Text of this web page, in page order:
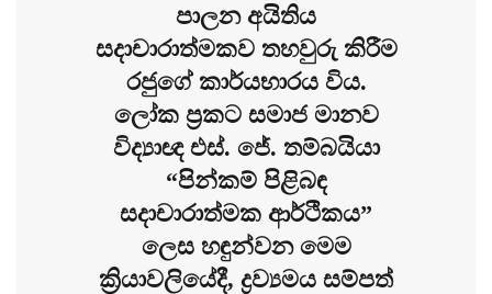
පාලන අයිතිය
සදාචාරාත්මකව තහවුරු කිරීම
රජුගේ කාර්යභාරය විය.
ලෝක ප්‍රකට සමාජ මානව
විද්‍යාඥ එස්. ජේ. තම්බයියා
“පින්කම් පිළිබඳ
සදාචාරාත්මක ආර්ථිකය”
ලෙස හඳුන්වන මෙම
ක්‍රියාවලියේදී, ද්‍රව්‍යමය සම්පත්